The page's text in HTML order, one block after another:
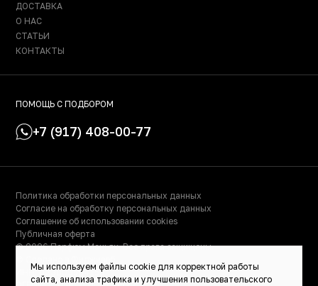
ДОСТАВКА
О НАС
СТАТЬИ
КОНТАКТЫ
ПОМОЩЬ С ПОДБОРОМ
+7 (917) 408-00-77
Политика обработки персональных данных
Согласие на обработку персональных данных
Соглашение об использовании cookies
Публичная оферта
© 2026 Парфюм Маньяк. Все права защищены.
ИНН: 023000504158
Мы используем файлы cookie для корректной работы
сайта, анализа трафика и улучшения пользовательского